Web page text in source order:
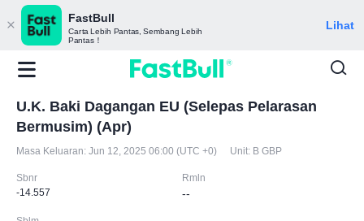
FastBull
Carta Lebih Pantas, Sembang Lebih
Pantas！
Lihat
U.K. Baki Dagangan EU (Selepas Pelarasan
Bermusim) (Apr)
Masa Keluaran: Jun 12, 2025 06:00 (UTC +0) Unit: B GBP
Sbnr
-14.557
Rmln
--